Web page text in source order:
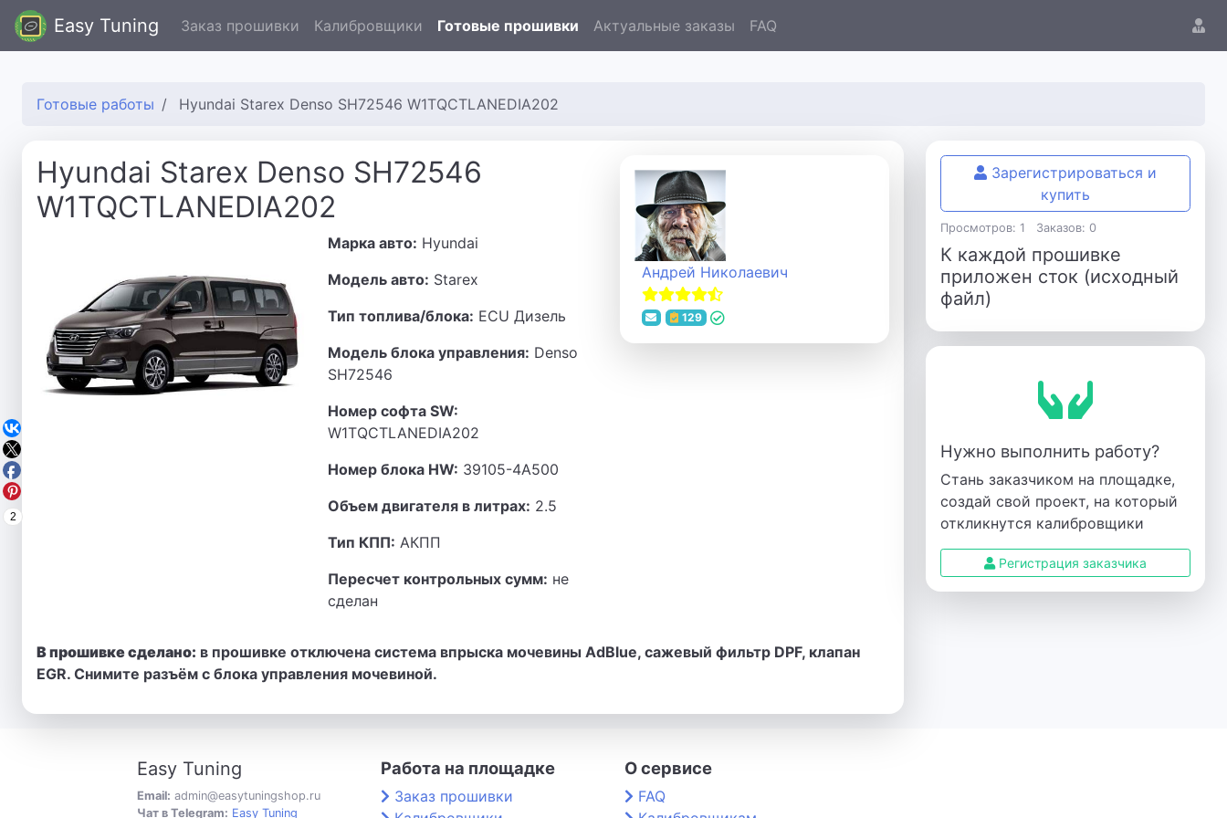
Easy Tuning Заказ прошивки Калибровщики Готовые прошивки Актуальные заказы FAQ
Готовые работы Hyundai Starex Denso SH72546 W1TQCTLANEDIA202
Hyundai Starex Denso SH72546
W1TQCTLANEDIA202
Марка авто: Hyundai
Модель авто: Starex
Тип топлива/блока: ECU Дизель
Модель блока управления: Denso
SH72546
Номер софта SW:
W1TQCTLANEDIA202
Номер блока HW: 39105-4A500
Объем двигателя в литрах: 2.5
Тип КПП: АКПП
Пересчет контрольных сумм: не
сделан
Андрей Николаевич
129
В прошивке сделано: в прошивке отключена система впрыска мочевины AdBlue, сажевый фильтр DPF, клапан
EGR. Снимите разъём с блока управления мочевиной.
Зарегистрироваться и
купить
Просмотров: 1 Заказов: 0
К каждой прошивке
приложен сток (исходный
файл)
Нужно выполнить работу?
Стань заказчиком на площадке,
создай свой проект, на который
откликнутся калибровщики
Регистрация заказчика
2
Easy Tuning
Email: admin@easytuningshop.ru
Чат в Telegram: Easy Tuning
Работа на площадке
Заказ прошивки
О сервисе
FAQ